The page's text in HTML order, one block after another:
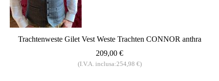
Trachtenweste Gilet Vest Weste Trachten CONNOR anthra
209,00 €
(I.V.A. inclusa:254,98 €)